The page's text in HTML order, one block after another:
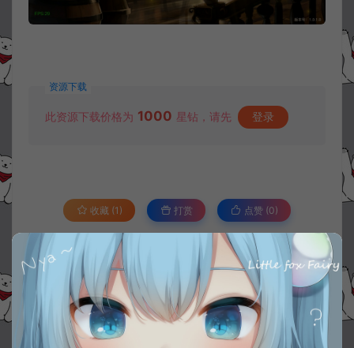
资源下载
此资源下载价格为 1000 星钻，请先 登录
收藏 (1) 打赏 点赞 (0)
©版权免责声明
本站资源售价只是赞助，收取费用仅维持本站的日常运营所需。
若您需要商业运营或用于其他商业活动，请您购买正版授权并合法
使用。